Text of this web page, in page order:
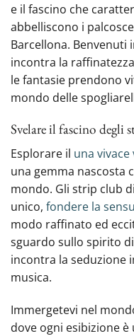
e il fascino che
abbelliscono‍ i
Barcellona. Benvenuti
incontra la
le fantasie prendono
mondo delle
Svelare il fascino degli
Esplorare il una
una gemma nascosta
mondo. Gli strip club
unico, fondere la
modo raffinato ed
sguardo sullo spirito
incontra la seduzione
musica.
Immergetevi nel
dove ogni esibizione